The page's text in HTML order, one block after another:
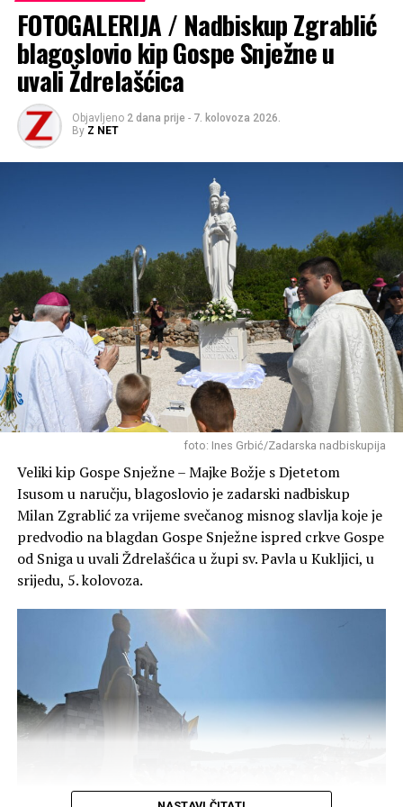
lokacijama.
Članovi Lovačkog društva “Diana” redovito obilaze i
grade pojilišta za divljač u svojim lovištima (poput
Blatskog gaja, Novigrada, Škabrnje o ostalih lokacija)
kako bi životinjama osigurali svježu vodu tijekom ljetnih
suša i kako bi se zaštitilo njihovo stanište.
FOTOGALERIJA / Nadbiskup Zgrablić
blagoslovio kip Gospe Snježne u
uvali Ždrelašćica
Objavljeno 2 dana prije - 7. kolovoza 2026.
By Z NET
foto: Ines Grbić/Zadarska nadbiskupija
Veliki kip Gospe Snježne – Majke Božje s Djetetom
Isusom u naručju, blagoslovio je zadarski nadbiskup
Milan Zgrablić za vrijeme svečanog misnog slavlja koje je
predvodio na blagdan Gospe Snježne ispred crkve Gospe
od Sniga u uvali Ždrelašćica u župi sv. Pavla u Kukljici, u
srijedu, 5. kolovoza.